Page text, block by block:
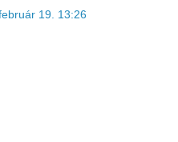
19. 13:26